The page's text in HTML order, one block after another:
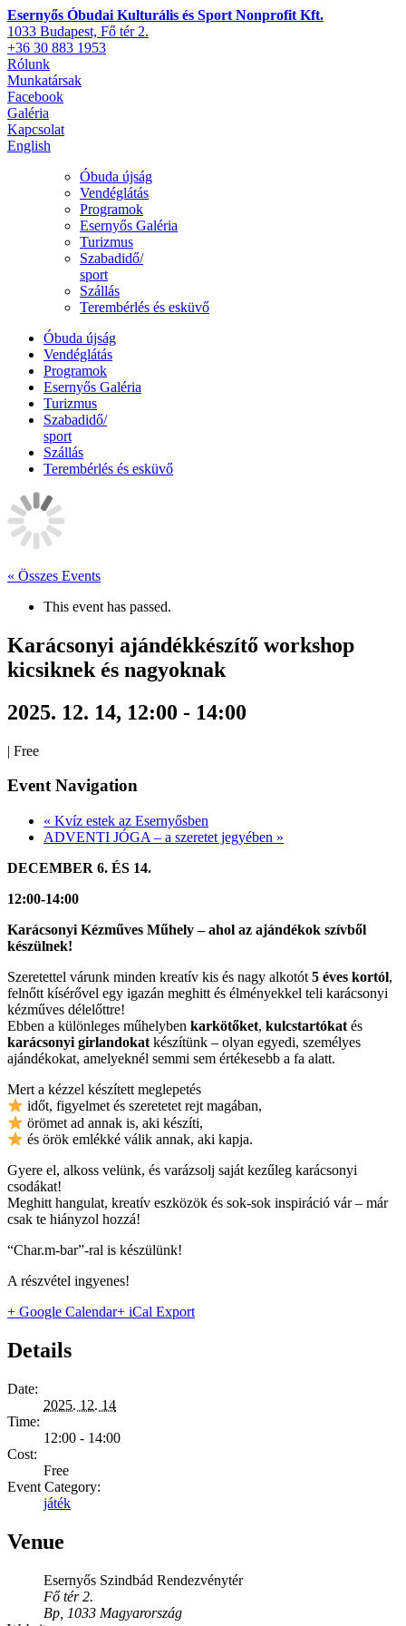
Esernyős Óbudai Kulturális és Sport Nonprofit Kft.
1033 Budapest, Fő tér 2.
+36 30 883 1953
Rólunk
Munkatársak
Facebook
Galéria
Kapcsolat
English
Óbuda újság
Vendéglátás
Programok
Esernyős Galéria
Turizmus
Szabadidő/
sport
Szállás
Terembérlés és esküvő
Óbuda újság
Vendéglátás
Programok
Esernyős Galéria
Turizmus
Szabadidő/
sport
Szállás
Terembérlés és esküvő
« Összes Events
This event has passed.
Karácsonyi ajándékkészítő workshop
kicsiknek és nagyoknak
2025. 12. 14, 12:00 - 14:00
| Free
Event Navigation
« Kvíz estek az Esernyősben
ADVENTI JÓGA – a szeretet jegyében »
DECEMBER 6. ÉS 14.
12:00-14:00
Karácsonyi Kézműves Műhely – ahol az ajándékok szívből
készülnek!
Szeretettel várunk minden kreatív kis és nagy alkotót 5 éves kortól,
felnőtt kísérővel egy igazán meghitt és élményekkel teli karácsonyi
kézműves délelőttre!
Ebben a különleges műhelyben karkötőket, kulcstartókat és
karácsonyi girlandokat készítünk – olyan egyedi, személyes
ajándékokat, amelyeknél semmi sem értékesebb a fa alatt.
Mert a kézzel készített meglepetés
időt, figyelmet és szeretetet rejt magában,
örömet ad annak is, aki készíti,
és örök emlékké válik annak, aki kapja.
Gyere el, alkoss velünk, és varázsolj saját kezűleg karácsonyi
csodákat!
Meghitt hangulat, kreatív eszközök és sok-sok inspiráció vár – már
csak te hiányzol hozzá!
“Char.m-bar”-ral is készülünk!
A részvétel ingyenes!
+ Google Calendar+ iCal Export
Details
Date:
2025. 12. 14
Time:
12:00 - 14:00
Cost:
Free
Event Category:
játék
Venue
Esernyős Szindbád Rendezvénytér
Fő tér 2.
Bp 1033 Magyarország